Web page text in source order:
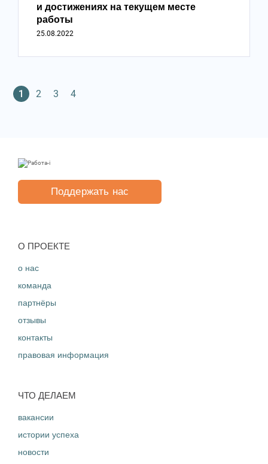
и достижениях на текущем месте
работы
25.08.2022
1 2 3 4
Поддержать нас
O ПРОЕКТЕ
о нас
команда
партнёры
отзывы
контакты
правовая информация
ЧТО ДЕЛАЕМ
вакансии
истории успеха
новости